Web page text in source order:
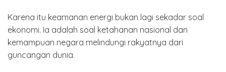
Karena itu keamanan energi bukan lagi sekadar soal
ekonomi. Ia adalah soal ketahanan nasional dan
kemampuan negara melindungi rakyatnya dari
guncangan dunia.